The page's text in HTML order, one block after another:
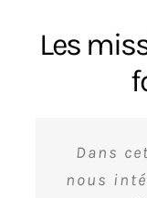
Les
Dans
nous